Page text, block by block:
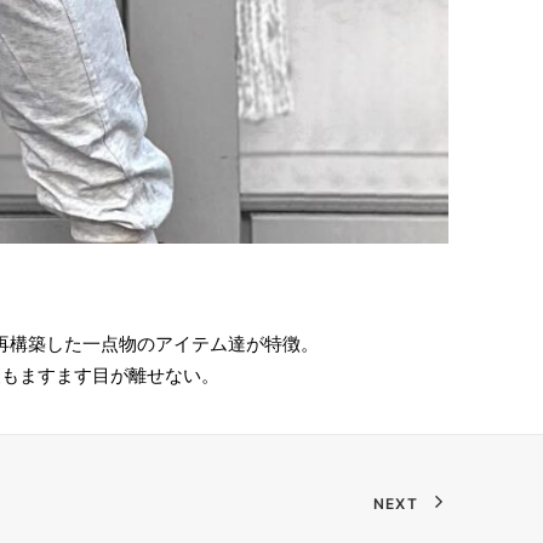
築した一点物のアイテム達が特徴。
ますます目が離せない。
NEXT